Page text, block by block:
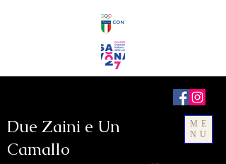
Due Zaini e Un
Camallo
ME
NU